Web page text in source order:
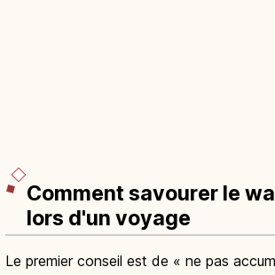
Comment savourer le
lors d'un voyage
Le premier conseil est de « ne pas